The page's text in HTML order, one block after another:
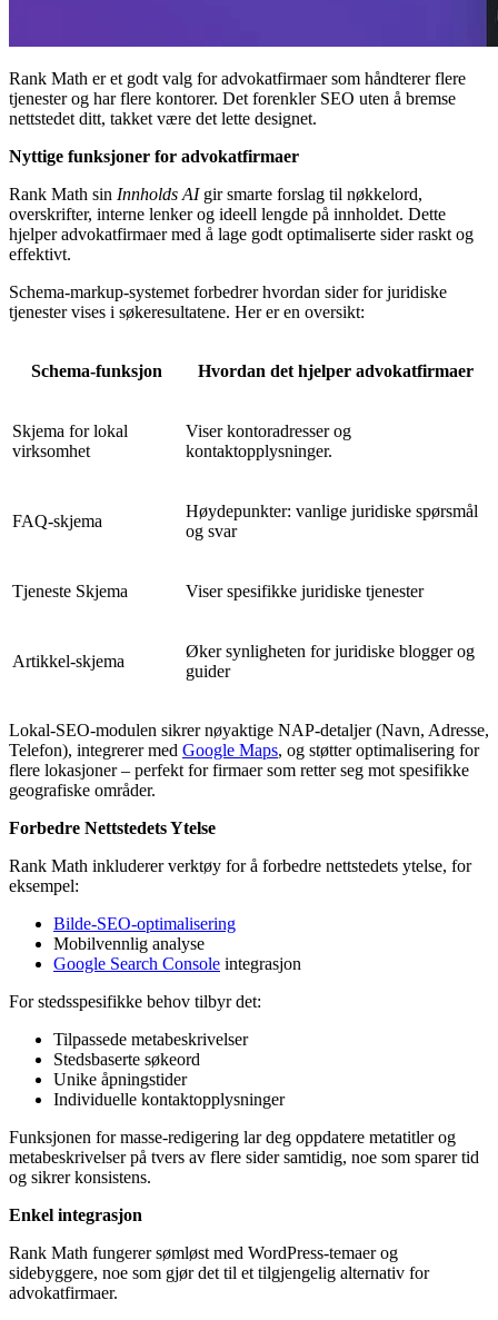
Rank Math er et godt valg for advokatfirmaer som håndterer flere
tjenester og har flere kontorer. Det forenkler SEO uten å bremse
nettstedet ditt, takket være det lette designet.
Nyttige funksjoner for advokatfirmaer
Rank Math sin Innholds AIgir smarte forslag til nøkkelord,
overskrifter, interne lenker og ideell lengde på innholdet. Dette
hjelper advokatfirmaer med å lage godt optimaliserte sider raskt og
effektivt.
Schema-markup-systemet forbedrer hvordan sider for juridiske
tjenester vises i søkeresultatene. Her er en oversikt:
Schema-funksjon Hvordan det hjelper advokatfirmaer
Skjema for lokal
virksomhet
Viser kontoradresser og
kontaktopplysninger.
FAQ-skjema
Høydepunkter: vanlige juridiske spørsmål
og svar
Tjeneste Skjema Viser spesifikke juridiske tjenester
Artikkel-skjema
Øker synligheten for juridiske blogger og
guider
Lokal-SEO-modulen sikrer nøyaktige NAP-detaljer (Navn, Adresse,
Telefon), integrerer med Google Maps, og støtter optimalisering for
flere lokasjoner – perfekt for firmaer som retter seg mot spesifikke
geografiske områder.
Forbedre Nettstedets Ytelse
Rank Math inkluderer verktøy for å forbedre nettstedets ytelse, for
eksempel:
Bilde-SEO-optimalisering
Mobilvennlig analyse
Google Search Console integrasjon
For stedsspesifikke behov tilbyr det:
Tilpassede metabeskrivelser
Stedsbaserte søkeord
Unike åpningstider
Individuelle kontaktopplysninger
Funksjonen for masse-redigering lar deg oppdatere metatitler og
metabeskrivelser på tvers av flere sider samtidig, noe som sparer tid
og sikrer konsistens.
Enkel integrasjon
Rank Math fungerer sømløst med WordPress-temaer og
sidebyggere, noe som gjør det til et tilgjengelig alternativ for
advokatfirmaer.